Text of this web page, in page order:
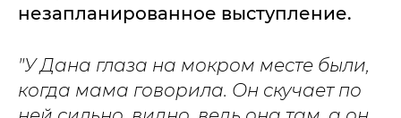
незапланированное выступление.
"У Дана глаза на мокром месте были,
когда мама говорила. Он скучает по